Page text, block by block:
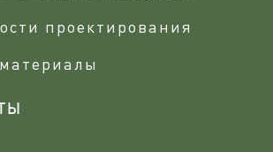
проектирования